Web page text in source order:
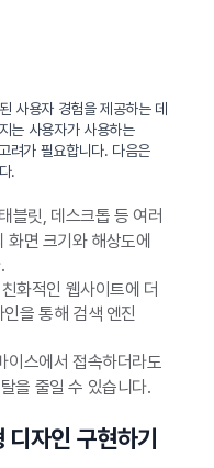
사용자 경험을 제공하는 데
는 사용자가 사용하는
려가 필요합니다. 다음은
.
블릿, 데스크톱 등 여러
면 크기와 해상도에
화적인 웹사이트에 더
을 통해 검색 엔진
이스에서 접속하더라도
을 줄일 수 있습니다.
자인 구현하기